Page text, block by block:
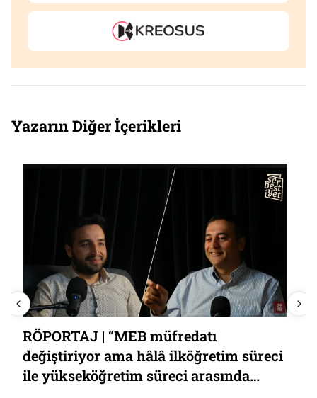
Yazarın Diğer İçerikleri
“Kalkınma Yolu Projesi’nin sağlıklı
işlemesi için Türkiye’nin güney
komşuları ile güvenlik ilişkilerini
gözden geçirmesi gerekir”